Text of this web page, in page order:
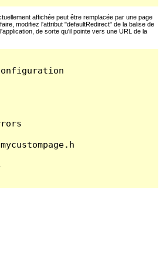
affichée peut être remplacée par une page
modifiez l'attribut "defaultRedirect" de la balise de
de sorte qu'il pointe vers une URL de la